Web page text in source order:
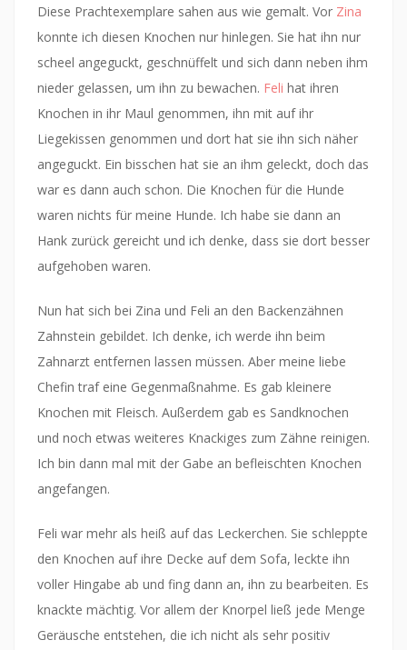
Diese Prachtexemplare sahen aus wie gemalt. Vor Zina
konnte ich diesen Knochen nur hinlegen. Sie hat ihn nur
scheel angeguckt, geschnüffelt und sich dann neben ihm
nieder gelassen, um ihn zu bewachen. Feli hat ihren
Knochen in ihr Maul genommen, ihn mit auf ihr
Liegekissen genommen und dort hat sie ihn sich näher
angeguckt. Ein bisschen hat sie an ihm geleckt, doch das
war es dann auch schon. Die Knochen für die Hunde
waren nichts für meine Hunde. Ich habe sie dann an
Hank zurück gereicht und ich denke, dass sie dort besser
aufgehoben waren.
Nun hat sich bei Zina und Feli an den Backenzähnen
Zahnstein gebildet. Ich denke, ich werde ihn beim
Zahnarzt entfernen lassen müssen. Aber meine liebe
Chefin traf eine Gegenmaßnahme. Es gab kleinere
Knochen mit Fleisch. Außerdem gab es Sandknochen
und noch etwas weiteres Knackiges zum Zähne reinigen.
Ich bin dann mal mit der Gabe an befleischten Knochen
angefangen.
Feli war mehr als heiß auf das Leckerchen. Sie schleppte
den Knochen auf ihre Decke auf dem Sofa, leckte ihn
voller Hingabe ab und fing dann an, ihn zu bearbeiten. Es
knackte mächtig. Vor allem der Knorpel ließ jede Menge
Geräusche entstehen, die ich nicht als sehr positiv